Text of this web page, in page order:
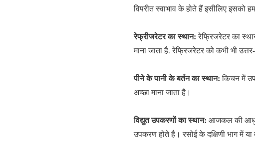
विपरीत स्वाभाव के होते हैं इसीलिए इसको
रेफ्रीजरेटर का स्थान:रेफ्रिजरेटर का
माना जाता है. रेफ्रिजरेटर को कभी भी
पीने के पानी के बर्तन का स्थान:किचन में
अच्छा माना जाता है।
विद्युत उपकरणों का स्थान: आजकल की
उपकरण होते है। रसोई के दक्षिणी भाग में